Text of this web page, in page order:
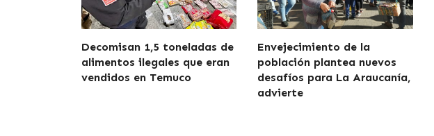
Decomisan 1,5 toneladas de
alimentos ilegales que eran
vendidos en Temuco
Envejecimiento de la
población plantea nuevos
desafíos para La Araucanía,
advierte